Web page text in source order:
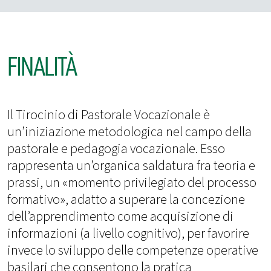
FINALITÀ
Il Tirocinio di Pastorale Vocazionale è
un’iniziazione metodologica nel campo della
pastorale e pedagogia vocazionale. Esso
rappresenta un’organica saldatura fra teoria e
prassi, un «momento privilegiato del processo
formativo», adatto a superare la concezione
dell’apprendimento come acquisizione di
informazioni (a livello cognitivo), per favorire
invece lo sviluppo delle competenze operative